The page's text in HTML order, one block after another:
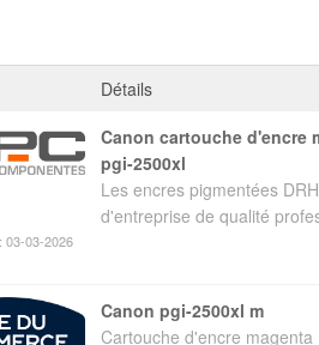
Détails
03-03-2026
canon cartouche d'encre magenta haute autonomie
pgi-2500xl
Les encres pigmentées
d'entreprise de qualité
canon pgi-2500xl m
Cartouche d'encre magenta